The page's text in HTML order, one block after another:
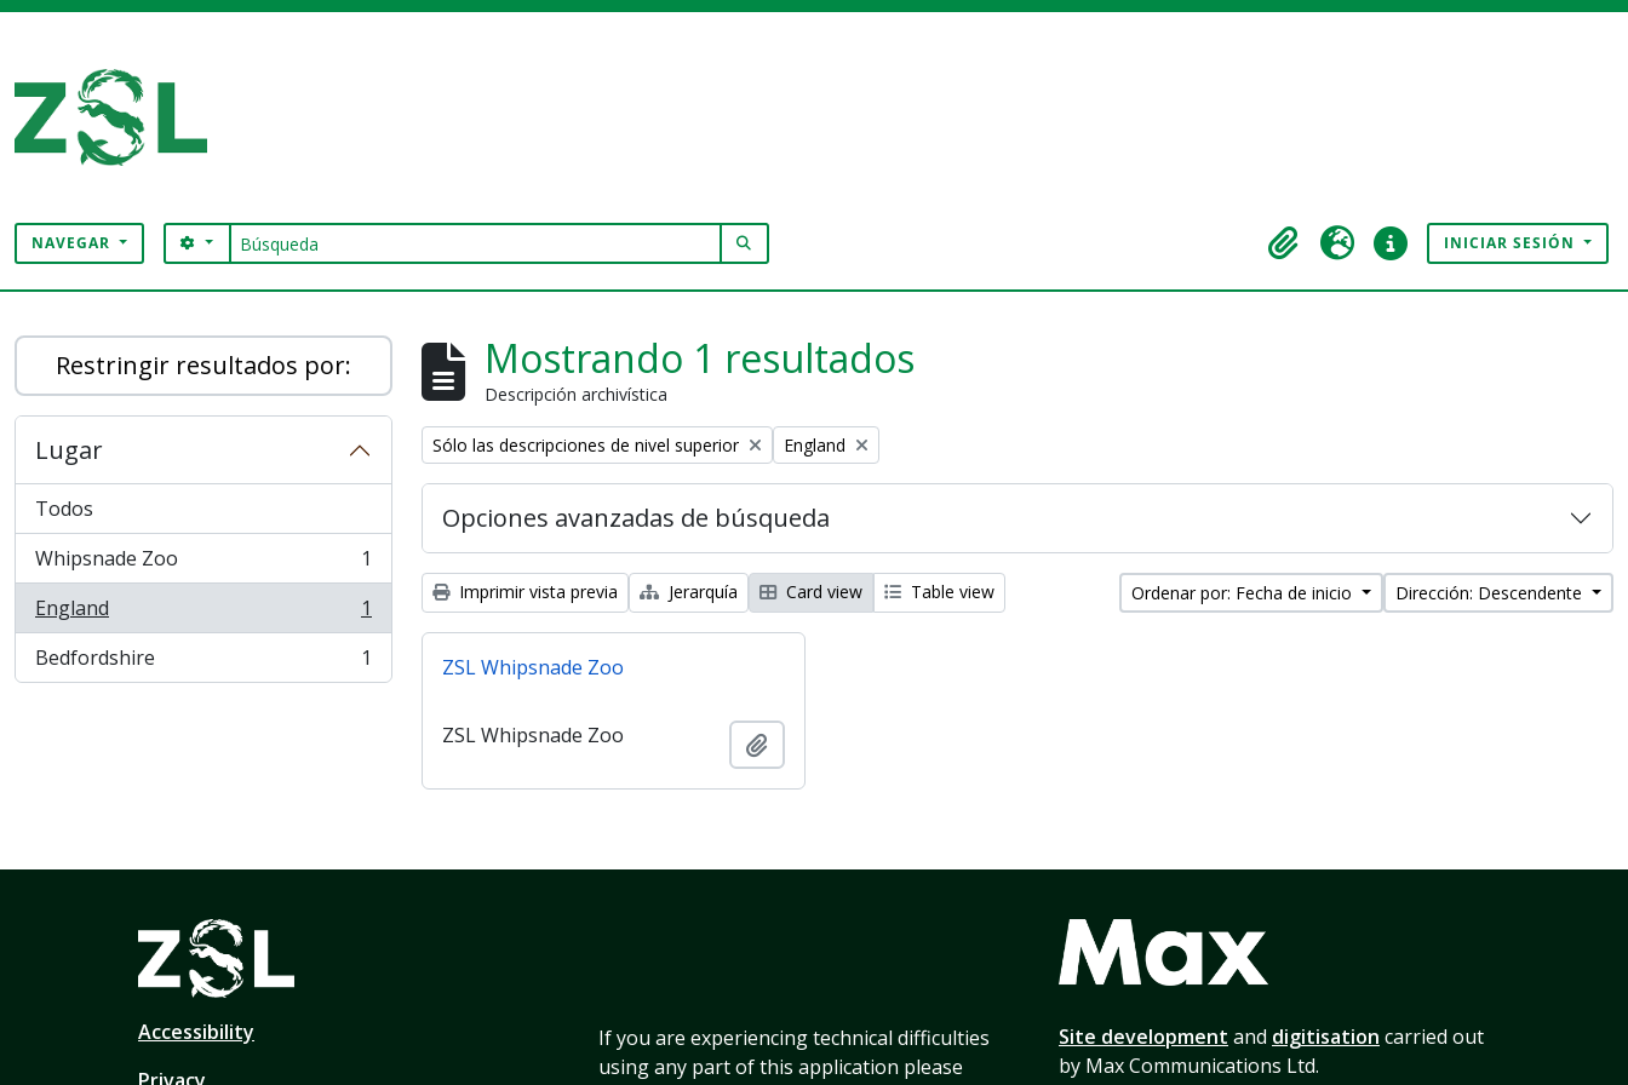
NAVEGAR Búsqueda
SEARCH OPTIONS
Portapapeles
Idioma Enlaces rápidosINICIAR SESIÓN
Restringir resultados por:
Lugar
Todos
Whipsnade Zoo
, 1 resultados
1
England
, 1 resultados
1
Bedfordshire
, 1 resultados 1
Mostrando 1 resultados
Descripción archivística
Remove filter:
Sólo las descripciones de nivel superior Remove filter:
England
Opciones avanzadas de búsqueda
Imprimir vista previa Jerarquía Card view Table view Ordenar por: Fecha de inicio Dirección: Descendente
ZSL Whipsnade Zoo
ZSL Whipsnade Zoo
Accessibility
If you are experiencing technical difficulties
using any part of this application please
Site development and digitisation carried out
by Max Communications Ltd.